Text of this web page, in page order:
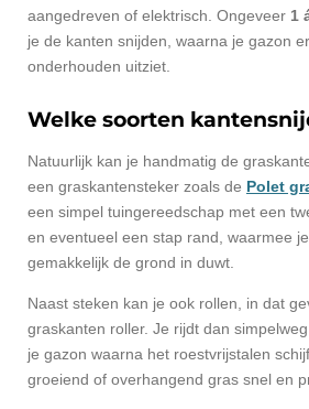
aangedreven of elektrisch. Ongeveer 1
je de kanten snijden, waarna je gazon
onderhouden uitziet.
Welke soorten
Natuurlijk kan je handmatig de
een graskantensteker zoals de Polet
een simpel tuingereedschap met een
en eventueel een stap rand, waarmee
gemakkelijk de grond in duwt.
Naast steken kan je ook rollen, in dat
graskanten roller. Je rijdt dan
je gazon waarna het roestvrijstalen
groeiend of overhangend gras snel en